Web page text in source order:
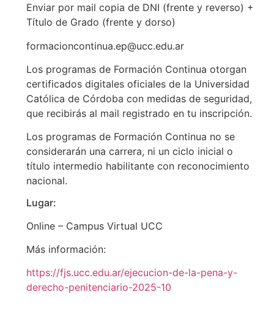
Enviar por mail copia de DNI (frente y reverso) +
Título de Grado (frente y dorso)
formacioncontinua.ep@ucc.edu.ar
Los programas de Formación Continua otorgan
certificados digitales oficiales de la Universidad
Católica de Córdoba con medidas de seguridad,
que recibirás al mail registrado en tu inscripción.
Los programas de Formación Continua no se
considerarán una carrera, ni un ciclo inicial o
título intermedio habilitante con reconocimiento
nacional.
Lugar:
Online – Campus Virtual UCC
Más información:
https://fjs.ucc.edu.ar/ejecucion-de-la-pena-y-
derecho-penitenciario-2025-10